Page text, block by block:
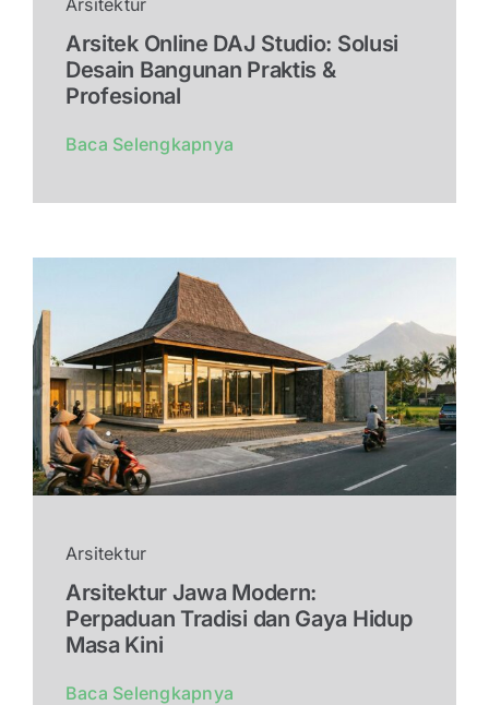
Arsitek Online DAJ Studio: Solusi
Desain Bangunan Praktis &
Profesional
Baca Selengkapnya
Arsitektur
Arsitektur Jawa Modern:
Perpaduan Tradisi dan Gaya Hidup
Masa Kini
Baca Selengkapnya